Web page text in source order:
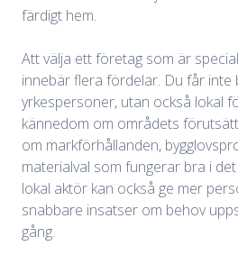
färdigt hem.
Att välja ett företag som är
innebär flera fördelar. Du får inte
yrkespersoner, utan också lokal
kännedom om områdets
om markförhållanden,
materialval som fungerar bra i
lokal aktör kan också ge mer
snabbare insatser om behov
gång.